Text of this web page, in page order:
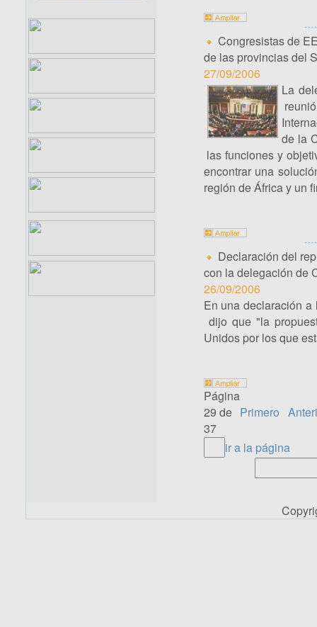
Congresistas de
de las provincias del
27/09/2006
La
de la
las funciones y
encontrar una
región de África y un
Declaración del
con la delegación de
26/09/2006
En una declaración
dijo que "la
Unidos por los que
Página
29 de
37
Primero
ir a la página